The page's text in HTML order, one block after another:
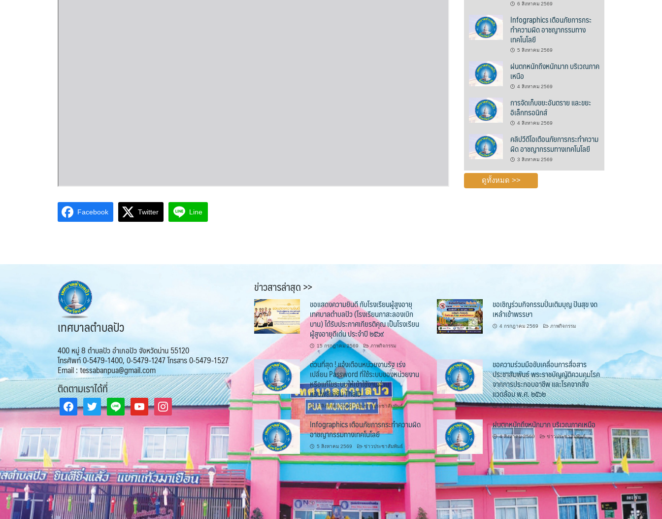
Facebook Twitter Line
6 สิงหาคม 2569
Infographics เตือนภัยการกระ
ทำความผิด อาชญากรรมทาง
เทคโนโลยี
5 สิงหาคม 2569
ฝนตกหนักถึงหนักมาก บริเวณภาค
เหนือ
4 สิงหาคม 2569
การจัดเก็บขยะอันตราย และขยะ
อิเล็กทรอนิกส์
4 สิงหาคม 2569
คลิปวีดีโอเตือนภัยการกระทำความ
ผิด อาชญากรรมทางเทคโนโลยี
3 สิงหาคม 2569
ดูทั้งหมด >>
เทศบาลตำบลปัว
400 หมู่ 8 ตำบลปัว อำเภอปัว จังหวัดน่าน 55120
โทรศัพท์ 0-5479-1400, 0-5479-1247 โทรสาร 0-5479-1527
Email : tessabanpua@gmail.com
ติดตามเราได้ที่
facebooktwitter line youtubeinstagram
ข่าวสารล่าสุด >>
ขอแสดงความยินดี กับโรงเรียนผู้สูงอายุ
เทศบาลตำบลปัว (โรงเรียนกาสะลองเบิก
บาน) ได้รับประกาศเกียรติคุณ เป็นโรงเรียน
ผู้สูงอายุดีเด่น ประจำปี ๒๕๖๙
15 กรกฎาคม 2569 ภาพกิจกรรม
ขอเชิญร่วมกิจกรรมปั่นเติมบุญ ปันสุข งด
เหล้าเข้าพรรษา
4 กรกฎาคม 2569 ภาพกิจกรรม
ด่วนที่สุด ! แจ้งเตือนหน่วยงานรัฐ เร่ง
เปลี่ยน Password ที่ใช้ระบบของหน่วยงาน
หรือแก้ไขระบบให้เข้าใช้งานผ่าน
แอปพลิเคชัน ThaiD
7 สิงหาคม 2569 ข่าวประชาสัมพันธ์
ขอความร่วมมือขับเคลื่อนการสื่อสาร
ประชาสัมพันธ์ พระราชบัญญัติควบคุมโรค
จากการประกอบอาชีพ และโรคจากสิ่ง
แวดล้อม พ.ศ. ๒๕๖๒
6 สิงหาคม 2569 ข่าวประชาสัมพันธ์
Infographics เตือนภัยการกระทำความผิด
อาชญากรรมทางเทคโนโลยี
5 สิงหาคม 2569 ข่าวประชาสัมพันธ์
ฝนตกหนักถึงหนักมาก บริเวณภาคเหนือ
4 สิงหาคม 2569 ข่าวประชาสัมพันธ์